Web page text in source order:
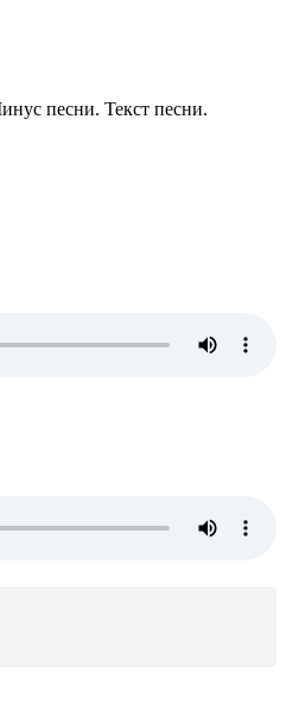
песни. Текст песни.